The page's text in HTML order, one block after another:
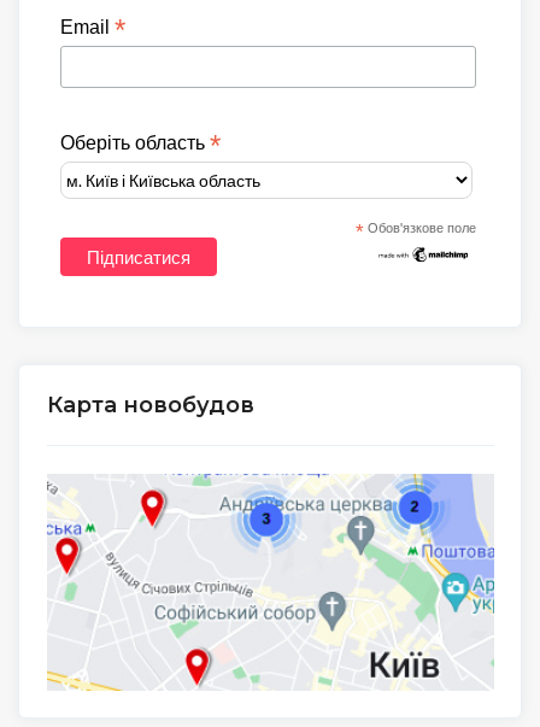
Email *
Оберіть область *
* Обов'язкове поле
Карта новобудов